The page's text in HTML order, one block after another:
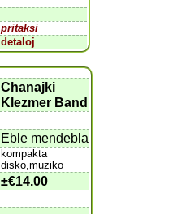
pritaksi
detaloj
Chanajki
Klezmer Band
Eble mendebla
kompakta
disko,muziko
±€14.00